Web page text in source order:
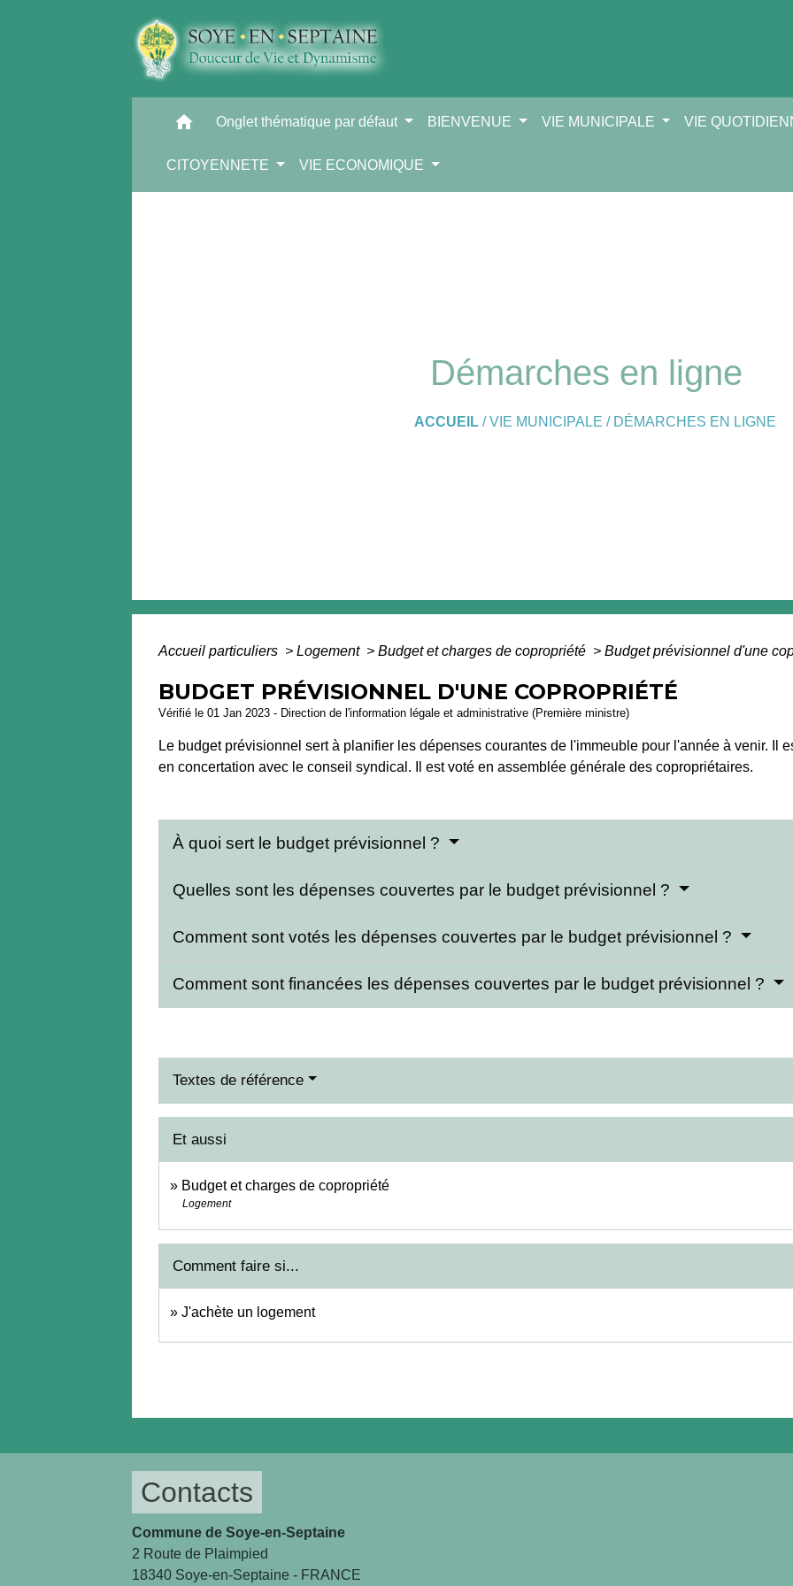
home Onglet thématique par défaut BIENVENUE VIE MUNICIPALE VIE
CITOYENNETE VIE ECONOMIQUE
Démarches en ligne
ACCUEIL/VIE MUNICIPALE / DÉMARCHES EN LIGNE
Accueil particuliers > Logement > Budget et charges de copropriété > Budget prévisionnel d'une
BUDGET PRÉVISIONNEL D'UNE COPROPRIÉTÉ
Vérifié le 01 Jan 2023 - Direction de l'information légale et administrative (Première ministre)
Le budget prévisionnel sert à planifier les dépenses courantes de l'immeuble pour l'année à venir. Il
en concertation avec le conseil syndical. Il est voté en assemblée générale des copropriétaires.
À quoi sert le budget prévisionnel ?
Quelles sont les dépenses couvertes par le budget prévisionnel ?
Comment sont votés les dépenses couvertes par le budget prévisionnel ?
Comment sont financées les dépenses couvertes par le budget prévisionnel ?
Textes de référence
Et aussi
Budget et charges de copropriété
Logement
Comment faire si...
J'achète un logement
Contacts
Commune de Soye-en-Septaine
2 Route de Plaimpied
18340 Soye-en-Septaine - FRANCE